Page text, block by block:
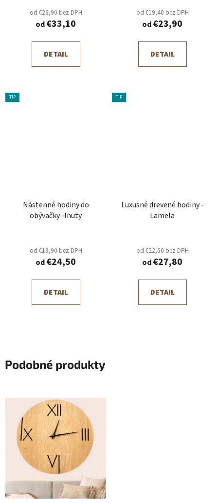
od €26,90 bez DPH
od€33,10
DETAIL
od €19,40 bez DPH
od€23,90
DETAIL
TIP
Nástenné hodiny do
obývačky -Inuty
od €19,90 bez DPH
od€24,50
DETAIL
TIP
Luxusné drevené hodiny -
Lamela
od €22,60 bez DPH
od€27,80
DETAIL
Podobné produkty